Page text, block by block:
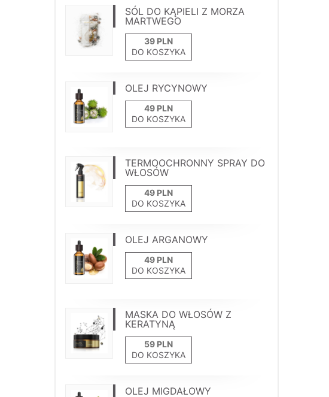
SÓL DO KĄPIELI Z MORZA
MARTWEGO
DO KOSZYKA
OLEJ RYCYNOWY
DO KOSZYKA
TERMOOCHRONNY SPRAY DO
WŁOSÓW
DO KOSZYKA
OLEJ ARGANOWY
DO KOSZYKA
MASKA DO WŁOSÓW Z
KERATYNĄ
DO KOSZYKA
OLEJ MIGDAŁOWY